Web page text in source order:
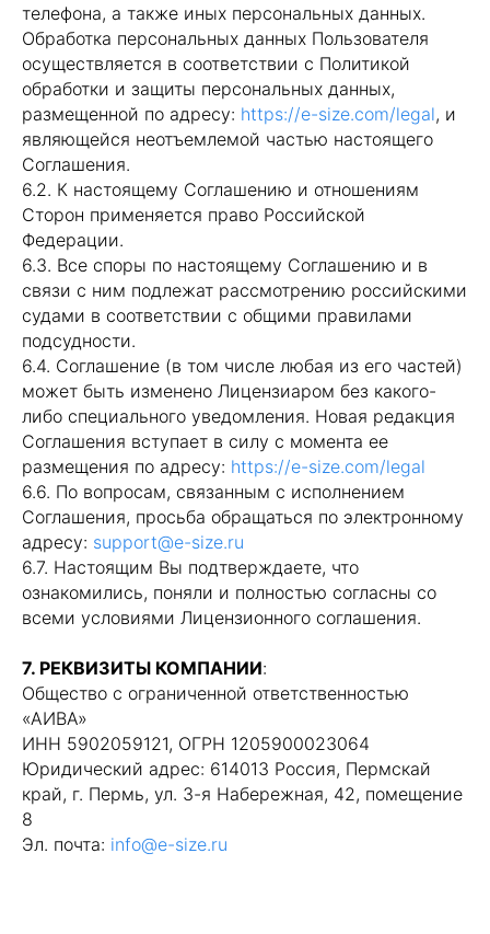
телефона, а также иных персональных данных.
Обработка персональных данных Пользователя
осуществляется в соответствии с Политикой
обработки и защиты персональных данных,
размещенной по адресу: https://e-size.com/legal, и
являющейся неотъемлемой частью настоящего
Соглашения.
6.2. К настоящему Соглашению и отношениям
Сторон применяется право Российской
Федерации.
6.3. Все споры по настоящему Соглашению и в
связи с ним подлежат рассмотрению российскими
судами в соответствии с общими правилами
подсудности.
6.4. Соглашение (в том числе любая из его частей)
может быть изменено Лицензиаром без какого-
либо специального уведомления. Новая редакция
Соглашения вступает в силу с момента ее
размещения по адресу: https://e-size.com/legal
6.6. По вопросам, связанным с исполнением
Соглашения, просьба обращаться по электронному
адресу: support@e-size.ru
6.7. Настоящим Вы подтверждаете, что
ознакомились, поняли и полностью согласны со
всеми условиями Лицензионного соглашения.
7. РЕКВИЗИТЫ КОМПАНИИ:
Общество с ограниченной ответственностью
«АИВА»
ИНН 5902059121, ОГРН 1205900023064
Юридический адрес: 614013 Россия, Пермскай
край, г. Пермь, ул. 3-я Набережная, 42, помещение
8
Эл. почта: info@e-size.ru